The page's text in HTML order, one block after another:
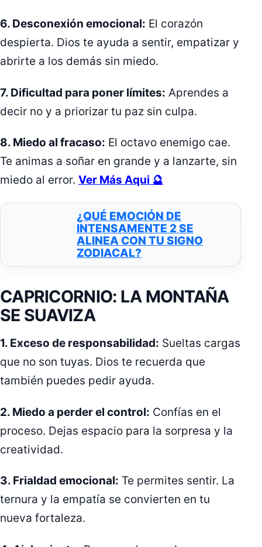
6. Desconexión emocional: El corazón
despierta. Dios te ayuda a sentir, empatizar y
abrirte a los demás sin miedo.
7. Dificultad para poner límites: Aprendes a
decir no y a priorizar tu paz sin culpa.
8. Miedo al fracaso: El octavo enemigo cae.
Te animas a soñar en grande y a lanzarte, sin
miedo al error. Ver Más Aqui 🔮
¿QUÉ EMOCIÓN DE
INTENSAMENTE 2 SE
ALINEA CON TU SIGNO
ZODIACAL?
CAPRICORNIO: LA MONTAÑA
SE SUAVIZA
1. Exceso de responsabilidad: Sueltas cargas
que no son tuyas. Dios te recuerda que
también puedes pedir ayuda.
2. Miedo a perder el control: Confías en el
proceso. Dejas espacio para la sorpresa y la
creatividad.
3. Frialdad emocional: Te permites sentir. La
ternura y la empatía se convierten en tu
nueva fortaleza.